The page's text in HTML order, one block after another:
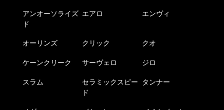
アンオーソライズ
ド
エアロ エンヴィ
オーリンズ クリック クオ
ケーンクリーク サーヴェロ ジロ
スラム
セラミックスピー
ド
タンナー